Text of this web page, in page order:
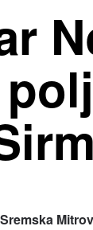
Sremska